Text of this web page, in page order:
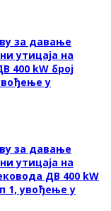
за давање
утицаја на
400 kW број
у
за давање
утицаја на
ДВ 400 kW
1, увођење у